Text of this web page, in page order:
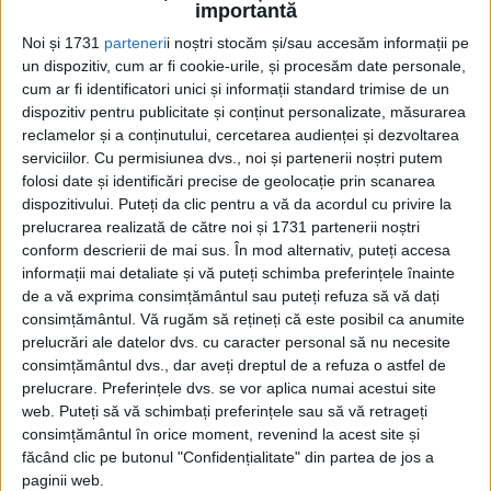
importantă
Noi și 1731 partenerii noștri stocăm și/sau accesăm informații pe
un dispozitiv, cum ar fi cookie-urile, și procesăm date personale,
cum ar fi identificatori unici și informații standard trimise de un
dispozitiv pentru publicitate și conținut personalizate, măsurarea
reclamelor și a conținutului, cercetarea audienței și dezvoltarea
serviciilor. Cu permisiunea dvs., noi și partenerii noștri putem
folosi date și identificări precise de geolocație prin scanarea
dispozitivului. Puteți da clic pentru a vă da acordul cu privire la
prelucrarea realizată de către noi și 1731 partenerii noștri
conform descrierii de mai sus. În mod alternativ, puteți accesa
informații mai detaliate și vă puteți schimba preferințele înainte
de a vă exprima consimțământul sau puteți refuza să vă dați
consimțământul. Vă rugăm să rețineți că este posibil ca anumite
prelucrări ale datelor dvs. cu caracter personal să nu necesite
consimțământul dvs., dar aveți dreptul de a refuza o astfel de
prelucrare. Preferințele dvs. se vor aplica numai acestui site
web. Puteți să vă schimbați preferințele sau să vă retrageți
consimțământul în orice moment, revenind la acest site și
făcând clic pe butonul "Confidențialitate" din partea de jos a
paginii web.
1864 încă două legi care priveau organizarea bisericească,...
Cea mai mare revistă de istorie din Europa!.
Media KIT
PORTOFOLIU
Capital
Evenimentul Zilei
Doctorul Zilei